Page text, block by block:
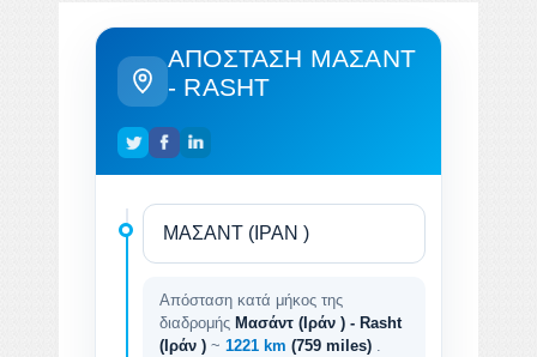
ΑΠΌΣΤΑΣΗ ΜΑΣΆΝΤ
- RASHT
Απόσταση κατά μήκος της
διαδρομής Μασάντ (Ιράν ) - Rasht
(Ιράν ) ~ 1221 km (759 miles)